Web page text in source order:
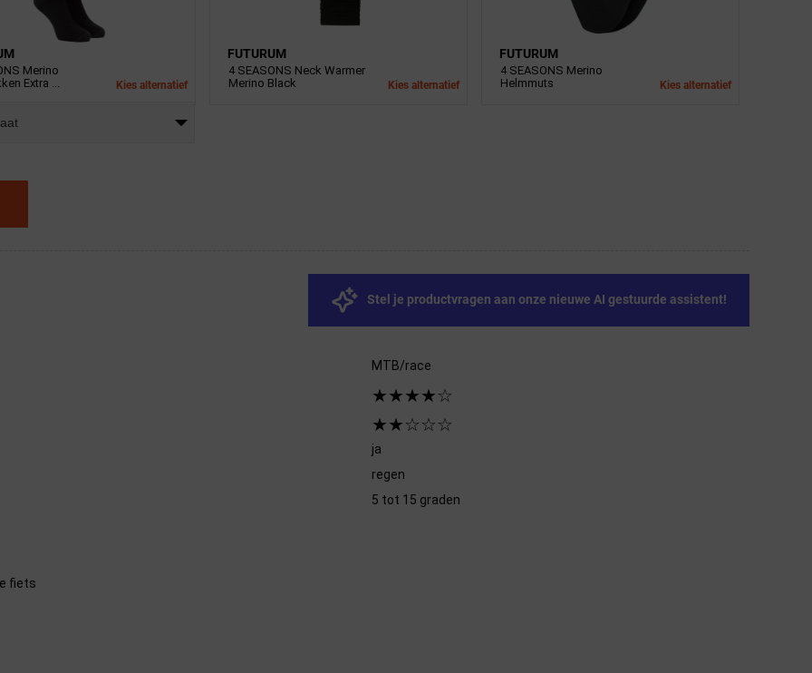
Merino
Extra ...
Kies alternatief
FUTURUM
4 SEASONS Neck Warmer
Merino Black
Kies alternatief
FUTURUM
4 SEASONS Merino
Helmmuts
Kies alternatief
Stel je productvragen aan onze nieuwe AI gestuurde assistent!
MTB/race
★★★★☆
★★☆☆☆
ja
regen
5 tot 15 graden
fiets